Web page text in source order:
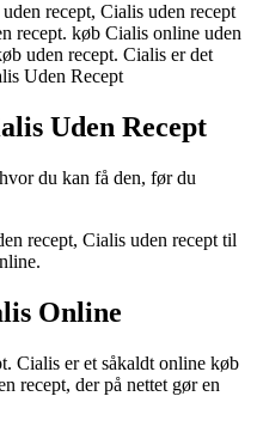
recept, Cialis uden recept
recept. køb Cialis online uden
uden recept. Cialis er det
Uden Recept
Uden Recept
du kan få den, før du
recept, Cialis uden recept til
Online
Cialis er et såkaldt online køb
recept, der på nettet gør en